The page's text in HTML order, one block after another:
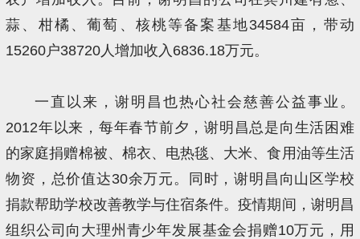
蒜、柑橘、葡萄、核桃等备案基地34584亩，带动
15260户38720人增加收入6836.18万元。
一直以来，谢明昌也热心社会慈善公益事业。
2012年以来，每年春节前夕，谢明昌总是向生活困难
的家庭捐赠棉被、棉衣、电热毯、大米、食用油等生活
物资，总价值达30余万元。同时，谢明昌向山区学校
捐款帮助学校改善教学与住宿条件。疫情期间，谢明昌
组织公司向大理州青少年发展基金会捐赠10万元，用